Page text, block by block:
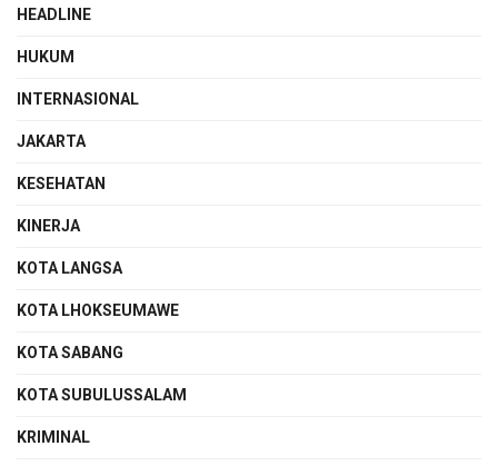
HEADLINE
HUKUM
INTERNASIONAL
JAKARTA
KESEHATAN
KINERJA
KOTA LANGSA
KOTA LHOKSEUMAWE
KOTA SABANG
KOTA SUBULUSSALAM
KRIMINAL